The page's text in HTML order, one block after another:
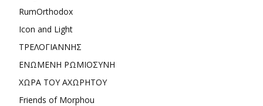
RumOrthodox
Icon and Light
ΤΡΕΛΟΓΙΑΝΝΗΣ
ΕΝΩΜΕΝΗ ΡΩΜΙΟΣΥΝΗ
ΧΩΡΑ ΤΟΥ ΑΧΩΡΗΤΟΥ
Friends of Morphou